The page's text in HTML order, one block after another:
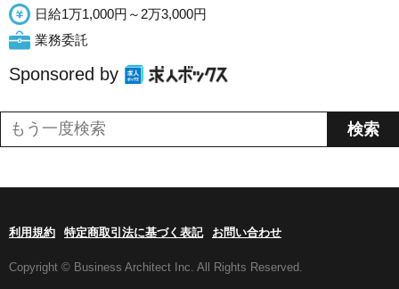
日給1万1,000円～2万3,000円
業務委託
Sponsored by
利用規約 特定商取引法に基づく表記 お問い合わせ
Copyright © Business Architect Inc. All Rights Reserved.